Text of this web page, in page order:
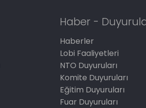
Haber -
Haberler
Lobi Faaliyetleri
NTO Duyuruları
Komite Duyuruları
Eğitim Duyuruları
Fuar Duyuruları